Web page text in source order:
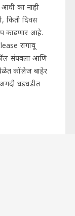
का नाही
किती दिवस
काढणार आहे.
रागावू
संपवला आणि
कॉलेज बाहेर
धडधडीत